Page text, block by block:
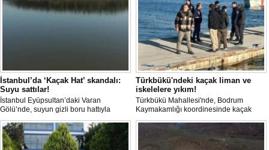
İstanbul’da ‘Kaçak Hat’ skandalı:
Suyu sattılar!
İstanbul Eyüpsultan’daki Varan
Gölü’nde, suyun gizli boru hattıyla
çekilip tankerlere aktarıldığı öne
sürüldü. Hattın izini süren vatandaşlar,
yaklaşık 3 kilometrelik kaçak düzenek
kurulduğunu iddia etti.
Türkbükü'ndeki kaçak liman ve
iskelelere yıkım!
Türkbükü Mahallesi'nde, Bodrum
Kaymakamlığı koordinesinde kaçak
liman ve iskelelere yönelik yıkım
çalışması başlatıldı.